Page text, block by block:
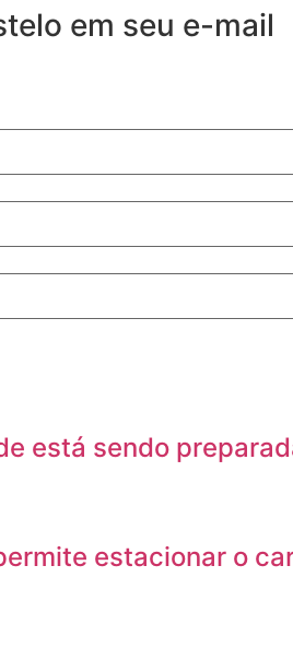
em seu e-mail
está sendo
estacionar o